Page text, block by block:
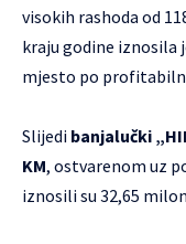
visokih rashoda od
kraju godine iznosila
mjesto po
Slijedi banjalučki
KM, ostvarenom uz
iznosili su 32,65